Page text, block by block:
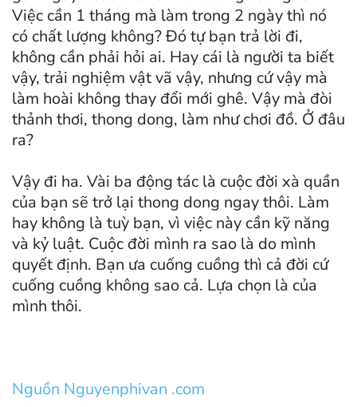
Việc cần 1 tháng mà làm trong 2 ngày thì nó
có chất lượng không? Đó tự bạn trả lời đi,
không cần phải hỏi ai. Hay cái là người ta biết
vậy, trải nghiệm vật vã vậy, nhưng cứ vậy mà
làm hoài không thay đổi mới ghê. Vậy mà đòi
thảnh thơi, thong dong, làm như chơi đồ. Ở đâu
ra?
Vậy đi ha. Vài ba động tác là cuộc đời xà quần
của bạn sẽ trở lại thong dong ngay thôi. Làm
hay không là tuỳ bạn, vì việc này cần kỹ năng
và kỷ luật. Cuộc đời mình ra sao là do mình
quyết định. Bạn ưa cuống cuồng thì cả đời cứ
cuống cuồng không sao cả. Lựa chọn là của
mình thôi.
Nguồn Nguyenphivan .com